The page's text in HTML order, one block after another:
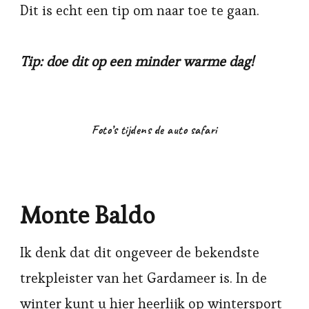
Dit is echt een tip om naar toe te gaan.
Tip: doe dit op een minder warme dag!
Foto’s tijdens de auto safari
Monte Baldo
Ik denk dat dit ongeveer de bekendste
trekpleister van het Gardameer is. In de
winter kunt u hier heerlijk op wintersport